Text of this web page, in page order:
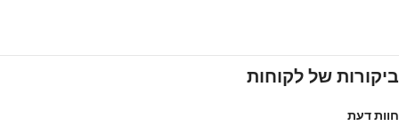
ביקורות של לקוחות
חוות דעת